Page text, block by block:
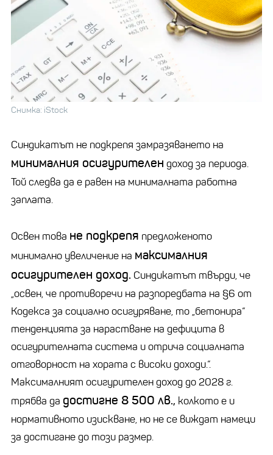
Снимка: iStock
Синдикатът не подкрепя замразяването на
минималния осигурителен доход за периода.
Той следва да е равен на минималната работна
заплата.
Освен това не подкрепя предложеното
минимално увеличение на максималния
осигурителен доход. Синдикатът твърди, че
„освен, че противоречи на разпоредбата на §6 от
Кодекса за социално осигуряване, то „бетонира“
тенденцията за нарастване на дефицита в
осигурителната система и отрича социалната
отговорност на хората с високи доходи.“.
Максималният осигурителен доход до 2028 г.
трябва да достигне 8 500 лв., колкото е и
нормативното изискване, но не се виждат намеци
за достигане до този размер.